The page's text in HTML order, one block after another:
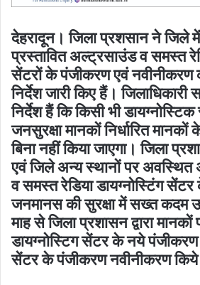
देहरादून। जिला प्रशसान ने जिले
प्रस्तावित अल्ट्रसाउंड व समस्त
सेंटरों के पंजीकरण एवं
निर्देश जारी किए हैं।
निर्देश हैं कि किसी भी
जनसुरक्षा मानकों निर्धारित
बिना नहीं किया जाएगा। जिला
एवं जिले अन्य स्थानों पर अवस्थित
व समस्त रेडिया डायग्नोस्टिंग
जनमानस की सुरक्षा में सख्त कदम
माह से जिला प्रशासन द्वारा
डायग्नोस्टिग सेंटर के नये पंजीकरण
सेंटर के पंजीकरण नवीनीकरण किये